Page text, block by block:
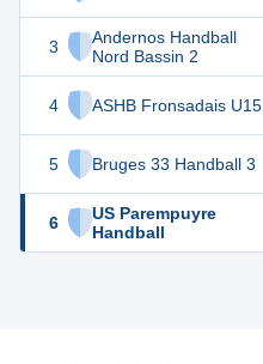
3
Andernos Handball
Nord Bassin 2
4 ASHB Fronsadais U15
5 Bruges 33 Handball 3
6
US Parempuyre
Handball
24
18 10
14 10
10